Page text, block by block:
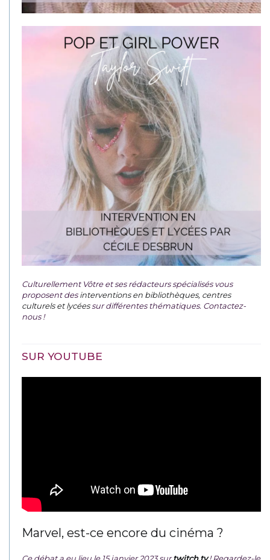
Culturellement Vôtre et ses rédacteurs spécialisés vous
proposent desinterventions en bibliothèques, centres
culturels et lycéessur différentes thématiques. Contactez-
nous !
SUR YOUTUBE
Marvel, est-ce encore du cinéma ?